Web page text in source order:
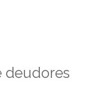
deudores